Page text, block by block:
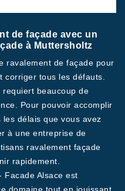
de façade avec un
à Muttersholtz
ravalement de façade pour
tous les défauts.
beaucoup de
Pour pouvoir accomplir
délais que vous avez
à une entreprise de
ravalement façade
rapidement.
Facade Alsace est